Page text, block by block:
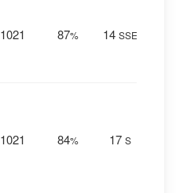
1021 87% 14 SSE
1021 84% 17 S